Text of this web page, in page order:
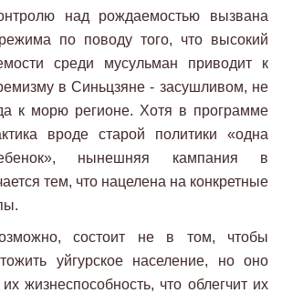
над рождаемостью вызвана
по поводу того, что высокий
среди мусульман приводит к
в Синьцзяне - засушливом, не
к морю регионе. Хотя в программе
вроде старой политики «одна
нынешняя кампания в
тем, что нацелена на конкретные
состоит не в том, чтобы
уйгурское население, но оно
жизнеспособность, что облегчит их